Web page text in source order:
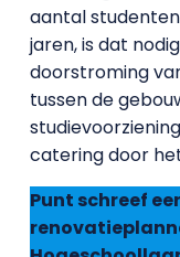
aantal
jaren, is dat
doorstroming
tussen de
catering door
Punt schreef